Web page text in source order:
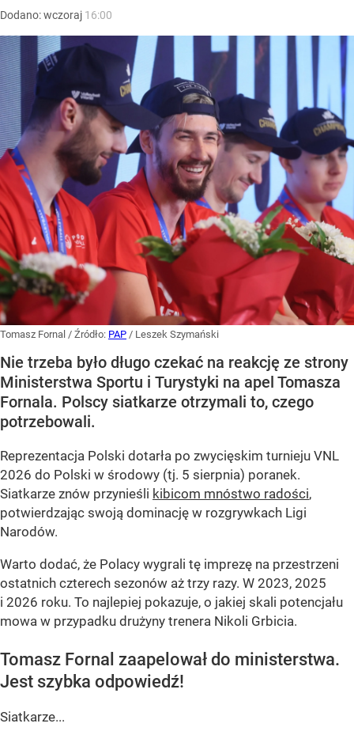
Dodano:wczoraj 16:00
Tomasz Fornal / Źródło: PAP / Leszek Szymański
Nie trzeba było długo czekać na reakcję ze strony
Ministerstwa Sportu i Turystyki na apel Tomasza
Fornala. Polscy siatkarze otrzymali to, czego
potrzebowali.
Reprezentacja Polski dotarła po zwycięskim turnieju VNL
2026 do Polski w środowy (tj. 5 sierpnia) poranek.
Siatkarze znów przynieśli kibicom mnóstwo radości,
potwierdzając swoją dominację w rozgrywkach Ligi
Narodów.
Warto dodać, że Polacy wygrali tę imprezę na przestrzeni
ostatnich czterech sezonów aż trzy razy. W 2023, 2025
i 2026 roku. To najlepiej pokazuje, o jakiej skali potencjału
mowa w przypadku drużyny trenera Nikoli Grbicia.
Tomasz Fornal zaapelował do ministerstwa.
Jest szybka odpowiedź!
Siatkarze...